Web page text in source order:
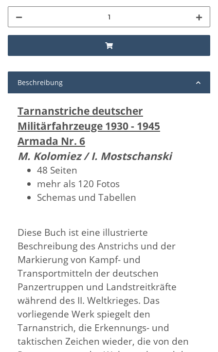
Beschreibung
Tarnanstriche deutscher
Militärfahrzeuge 1930 - 1945
Armada Nr. 6
M. Kolomiez / I. Mostschanski
48 Seiten
mehr als 120 Fotos
Schemas und Tabellen
Diese Buch ist eine illustrierte
Beschreibung des Anstrichs und der
Markierung von Kampf- und
Transportmitteln der deutschen
Panzertruppen und Landstreitkräfte
während des II. Weltkrieges. Das
vorliegende Werk spiegelt den
Tarnanstrich, die Erkennungs- und
taktischen Zeichen wieder, die von den